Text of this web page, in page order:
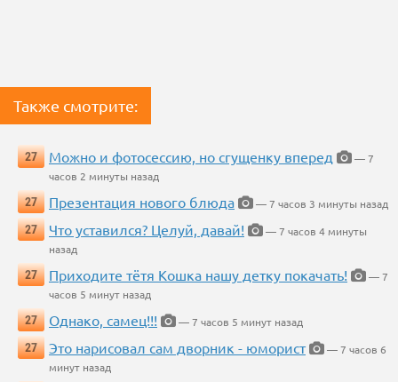
Также смотрите:
27 Можно и фотосессию, но сгущенку вперед
— 7
часов 2 минуты назад
27
Презентация нового блюда
— 7 часов 3 минуты назад
27
Что уставился? Целуй, давай!
— 7 часов 4 минуты
назад
27
Приходите тётя Кошка нашу детку покачать!
— 7
часов 5 минут назад
27
Однако, самец!!!
— 7 часов 5 минут назад
27
Это нарисовал сам дворник - юморист
— 7 часов 6
минут назад